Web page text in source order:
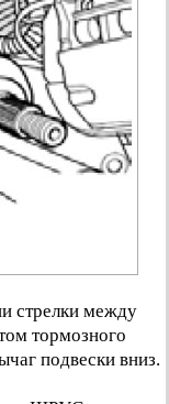
стрелки между
тормозного
подвески вниз.